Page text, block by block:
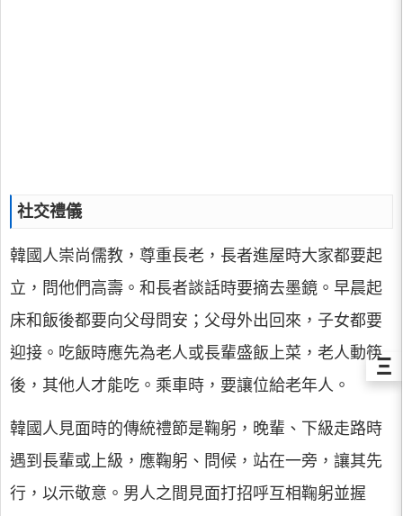
社交禮儀
韓國人崇尚儒教，尊重長老，長者進屋時大家都要起
立，問他們高壽。和長者談話時要摘去墨鏡。早晨起
床和飯後都要向父母問安；父母外出回來，子女都要
迎接。吃飯時應先為老人或長輩盛飯上菜，老人動筷
後，其他人才能吃。乘車時，要讓位給老年人。
韓國人見面時的傳統禮節是鞠躬，晚輩、下級走路時
遇到長輩或上級，應鞠躬、問候，站在一旁，讓其先
行，以示敬意。男人之間見面打招呼互相鞠躬並握
Ξ